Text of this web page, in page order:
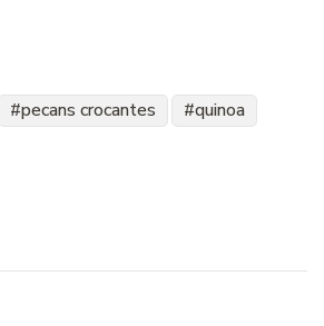
pecans crocantes
quinoa